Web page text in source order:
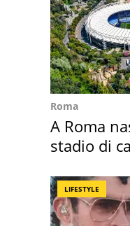
Roma
A Roma
stadio di
LIFESTYLE